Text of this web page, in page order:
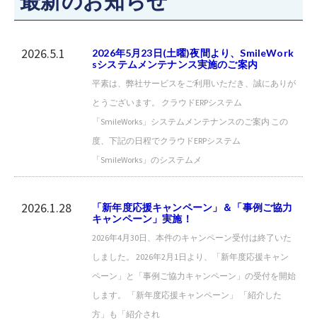
2026.5.1
2026年5月23日(土曜)夜間より、SmileWork
sシステムメンテナンス実施のご案内
平素は、弊社サービスをご利用いただき、誠にありが
とうございます。 クラウドERPシステム
「SmileWorks」システムメンテナンスのご案内 この
度、下記の日程でクラウドERPシステム
「SmileWorks」のシステムメ
2026.1.28
「新年度応援キャンペーン」＆「事例ご協力
キャンペーン」実施！
2026年4月30日、本件のキャンペーン受付は終了いた
しました。 2026年2月1日より、「新年度応援キャン
ペーン」と「事例ご協力キャンペーン」の受付を開始
します。 「新年度応援キャンペーン」 「紹介した
方」も「紹介され